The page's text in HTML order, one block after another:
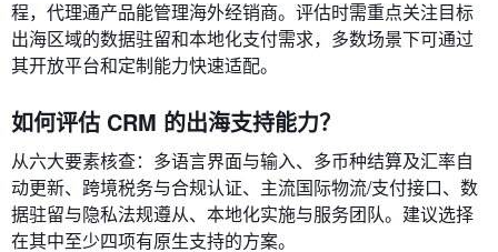
程，代理通产品能管理海外经销商。评估时需重点关注目标
出海区域的数据驻留和本地化支付需求，多数场景下可通过
其开放平台和定制能力快速适配。
如何评估 CRM 的出海支持能力？
从六大要素核查：多语言界面与输入、多币种结算及汇率自
动更新、跨境税务与合规认证、主流国际物流/支付接口、数
据驻留与隐私法规遵从、本地化实施与服务团队。建议选择
在其中至少四项有原生支持的方案。